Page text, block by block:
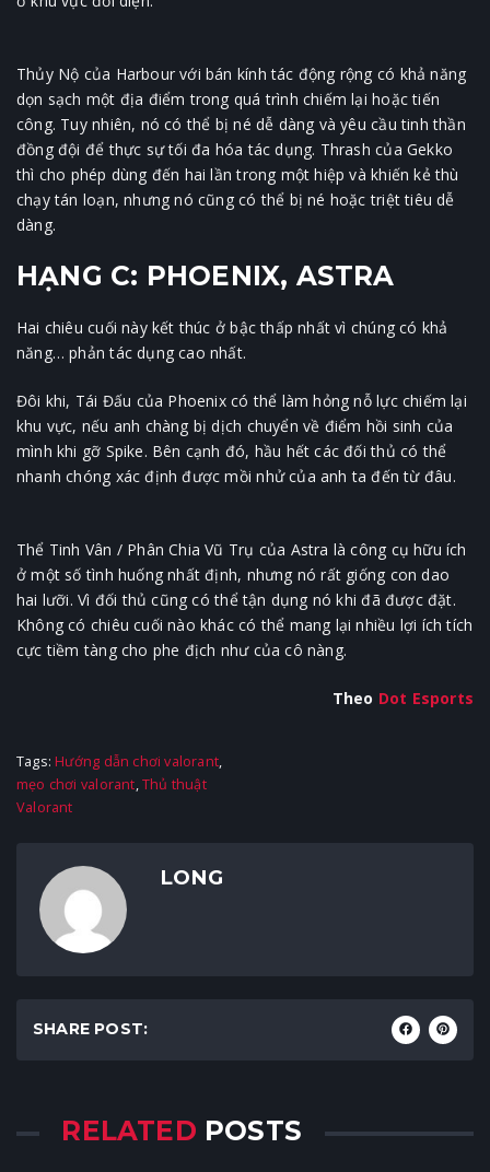
Thủy Nộ của Harbour với bán kính tác động rộng có khả năng
dọn sạch một địa điểm trong quá trình chiếm lại hoặc tiến
công. Tuy nhiên, nó có thể bị né dễ dàng và yêu cầu tinh thần
đồng đội để thực sự tối đa hóa tác dụng. Thrash của Gekko
thì cho phép dùng đến hai lần trong một hiệp và khiến kẻ thù
chạy tán loạn, nhưng nó cũng có thể bị né hoặc triệt tiêu dễ
dàng.
HẠNG C: PHOENIX, ASTRA
Hai chiêu cuối này kết thúc ở bậc thấp nhất vì chúng có khả
năng… phản tác dụng cao nhất.
Đôi khi, Tái Đấu của Phoenix có thể làm hỏng nỗ lực chiếm lại
khu vực, nếu anh chàng bị dịch chuyển về điểm hồi sinh của
mình khi gỡ Spike. Bên cạnh đó, hầu hết các đối thủ có thể
nhanh chóng xác định được mồi nhử của anh ta đến từ đâu.
Thể Tinh Vân / Phân Chia Vũ Trụ của Astra là công cụ hữu ích
ở một số tình huống nhất định, nhưng nó rất giống con dao
hai lưỡi. Vì đối thủ cũng có thể tận dụng nó khi đã được đặt.
Không có chiêu cuối nào khác có thể mang lại nhiều lợi ích tích
cực tiềm tàng cho phe địch như của cô nàng.
Theo Dot Esports
Tags:Hướng dẫn chơi valorant,
mẹo chơi valorant,Thủ thuật
Valorant
LONG
SHARE POST:
RELATED POSTS